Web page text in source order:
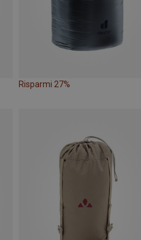
Risparmi 27%